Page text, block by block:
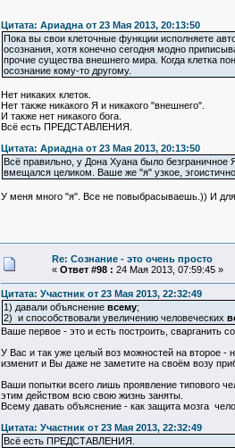
Цитата: Ариадна от 23 Мая 2013, 20:13:50
Пока вы свои клеточные функции исполняете
осознания, хотя конечно сегодня модно
прочие существа внешнего мира. Когда клетка
осознание кому-то другому.
Нет никаких клеток.
Нет также никакого Я и никакого "внешнего".
И также нет никакого бога.
Всё есть ПРЕДСТАВЛЕНИЯ.
Цитата: Ариадна от 23 Мая 2013, 20:13:50
Всё правильно, у Дона Хуана было
вмещался целиком. Ваше же "я" узкое,
У меня много "я". Все не повыбрасываешь.)) И
Re: Сознание - это очень просто
« Ответ #98 : 24 Мая 2013, 07:59:45 »
Цитата: Участник от 23 Мая 2013, 22:32:49
1) давали объяснение всему;
2) и способствовали увеличению человеческих
Ваше первое - это и есть построить, сварганить
У Вас и так уже целый воз можностей на второе -
изменит и Вы даже не заметите на своём возу
Ваши попытки всего лишь проявление типового
этим действом всю свою жизнь заняты.
Всему давать объяснение - как защита мозга
Цитата: Участник от 23 Мая 2013, 22:32:49
Всё есть ПРЕДСТАВЛЕНИЯ.